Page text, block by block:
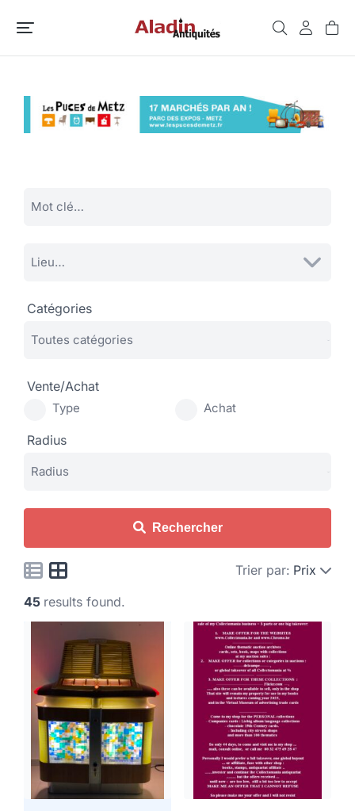
Catégories
Vente/Achat
Type Achat
Radius
Rechercher
Trier par: Prix
45 results found.